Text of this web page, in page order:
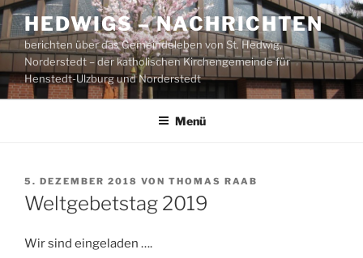
Zum
Inhalt
springen
HEDWIGS – NACHRICHTEN
berichten über das Gemeindeleben von St. Hedwig,
Norderstedt – der katholischen Kirchengemeinde für
Henstedt-Ulzburg und Norderstedt
Menü
VERÖFFENTLICHT
AM
5. DEZEMBER 2018 VON THOMAS RAAB
Weltgebetstag 2019
Wir sind eingeladen ….